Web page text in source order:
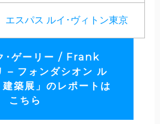
エスパス ルイ･ヴィトン東京
･ゲーリー / Frank
フォンダシオン ル
築展」のレポートは
こちら